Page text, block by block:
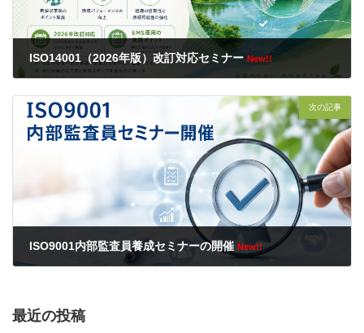
ISO14001（2026年版）改訂対応セミナー New!!
次の記事
ISO9001内部監査員養成セミナーの開催 New!!
最近の投稿